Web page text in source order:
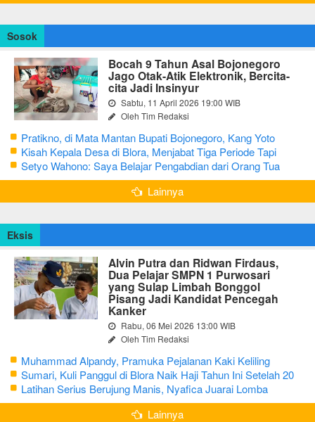
Sosok
Bocah 9 Tahun Asal Bojonegoro
Jago Otak-Atik Elektronik, Bercita-
cita Jadi Insinyur
Sabtu, 11 April 2026 19:00 WIB
Oleh Tim Redaksi
Pratikno, di Mata Mantan Bupati Bojonegoro, Kang Yoto
Kisah Kepala Desa di Blora, Menjabat Tiga Periode Tapi
Masih Hidup Sederhana
Setyo Wahono: Saya Belajar Pengabdian dari Orang Tua
Lainnya
Eksis
Alvin Putra dan Ridwan Firdaus,
Dua Pelajar SMPN 1 Purwosari
yang Sulap Limbah Bonggol
Pisang Jadi Kandidat Pencegah
Kanker
Rabu, 06 Mei 2026 13:00 WIB
Oleh Tim Redaksi
Muhammad Alpandy, Pramuka Pejalanan Kaki Keliling
Nusantara dengan Misi Literasi Budaya
Sumari, Kuli Panggul di Blora Naik Haji Tahun Ini Setelah 20
Tahun Sisihkan Uang Receh
Latihan Serius Berujung Manis, Nyafica Juarai Lomba
Bertutur tentang Nilai Hidup Orang Samin
Lainnya